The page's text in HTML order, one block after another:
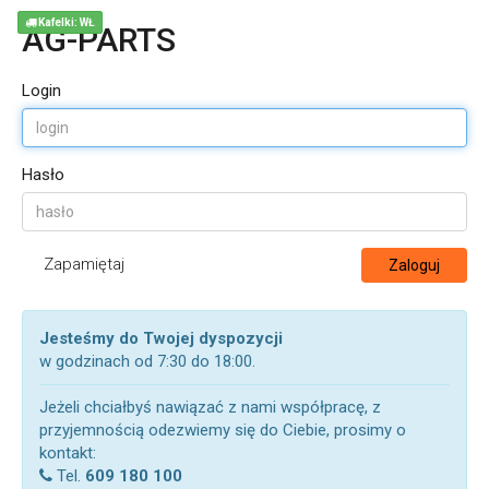
AG-PARTS
Login
Hasło
Zapamiętaj Zaloguj
Jesteśmy do Twojej dyspozycji
w godzinach od 7:30 do 18:00.
Jeżeli chciałbyś nawiązać z nami współpracę, z
przyjemnością odezwiemy się do Ciebie, prosimy o
kontakt:
Tel. 609 180 100
Kafelki: WŁ